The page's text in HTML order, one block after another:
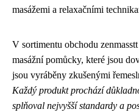
masážemi a relaxačními
V sortimentu obchodu
masážní pomůcky, které jsou
jsou vyráběny zkušenými
Každý produkt prochází
splňoval nejvyšší standardy a